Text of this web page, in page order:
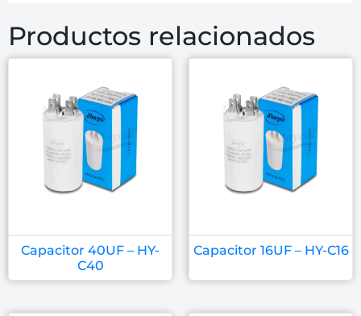
Productos relacionados
Capacitor 40UF – HY-
C40
Capacitor 16UF – HY-C16